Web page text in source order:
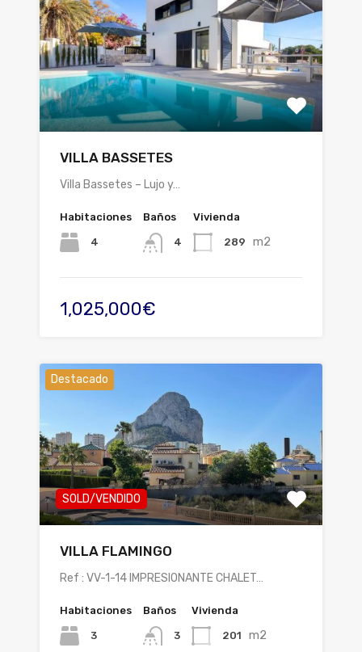
VILLA BASSETES
Villa Bassetes – Lujo y…
Habitaciones
4
Baños
4
Vivienda
289 m2
1,025,000€
Destacado
SOLD/VENDIDO
VILLA FLAMINGO
Ref : VV-1-14 IMPRESIONANTE CHALET…
Habitaciones
3
Baños
3
Vivienda
201 m2